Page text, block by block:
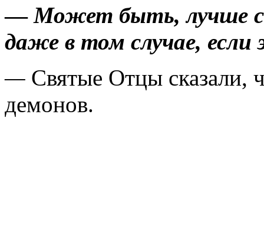
—Может быть, лучше
даже в том случае, если
— Святые Отцы сказали,
демонов.